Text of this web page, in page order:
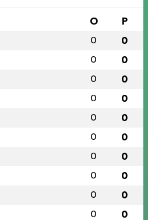
O P
0 0
0 0
0 0
0 0
0 0
0 0
0 0
0 0
0 0
0 0